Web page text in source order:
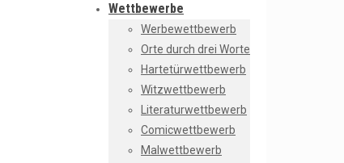
Wettbewerbe
Werbewettbewerb
Orte durch drei Worte
Hartetürwettbewerb
Witzwettbewerb
Literaturwettbewerb
Comicwettbewerb
Malwettbewerb